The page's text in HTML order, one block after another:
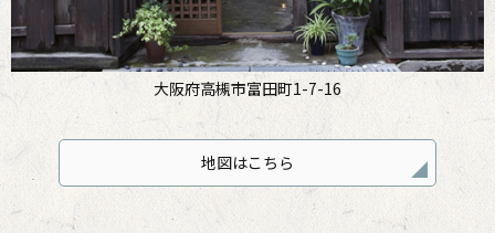
大阪府高槻市富田町1-7-16
地図はこちら